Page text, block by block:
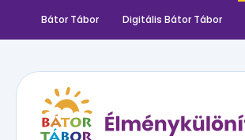
Bátor Tábor Digitális Bátor Tábor